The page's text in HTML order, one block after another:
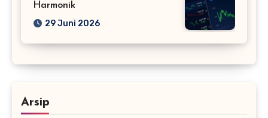
Harmonik
29 Juni 2026
Arsip